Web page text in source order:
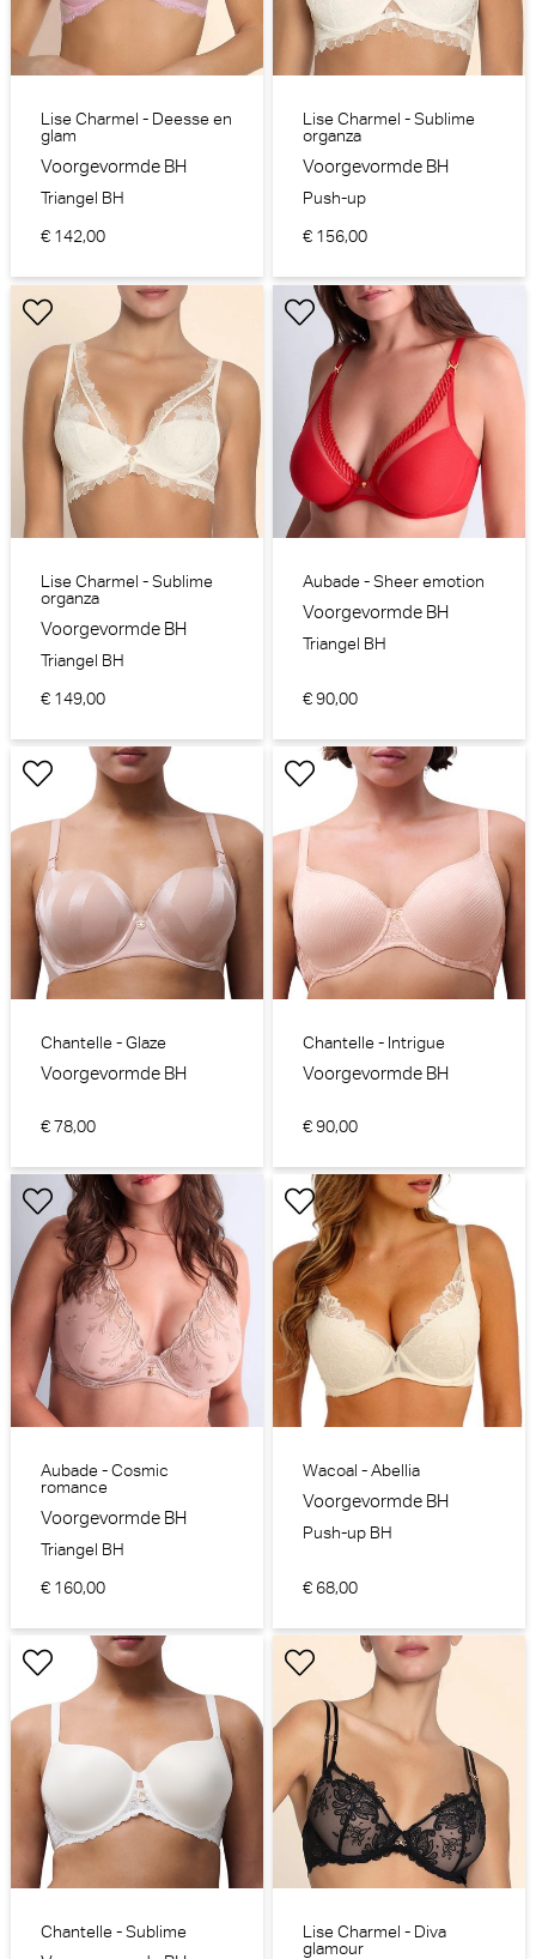
Lise Charmel - Deesse en
glam
Voorgevormde BH
Triangel BH
€ 142,00
Lise Charmel - Sublime
organza
Voorgevormde BH
Push-up
€ 156,00
Lise Charmel - Sublime
organza
Voorgevormde BH
Triangel BH
€ 149,00
Aubade - Sheer emotion
Voorgevormde BH
Triangel BH
€ 90,00
Chantelle - Glaze
Voorgevormde BH
€ 78,00
Chantelle - Intrigue
Voorgevormde BH
€ 90,00
Aubade - Cosmic
romance
Voorgevormde BH
Triangel BH
€ 160,00
Wacoal - Abellia
Voorgevormde BH
Push-up BH
€ 68,00
Chantelle - Sublime
Lise Charmel - Diva
glamour